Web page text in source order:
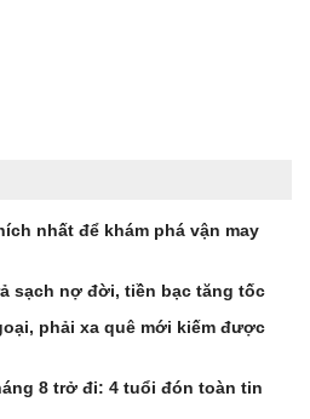
nhất để khám phá vận may
sạch nợ đời, tiền bạc tăng tốc
phải xa quê mới kiếm được
8 trở đi: 4 tuổi đón toàn tin